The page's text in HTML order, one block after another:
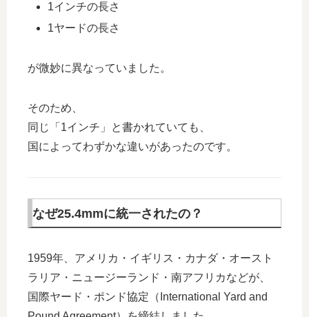
1インチの長さ
1ヤードの長さ
が微妙に異なっていました。
そのため、
同じ「1インチ」と書かれていても、
国によってわずかな違いがあったのです。
なぜ25.4mmに統一されたの？
1959年、アメリカ・イギリス・カナダ・オースト
ラリア・ニュージーランド・南アフリカなどが、
国際ヤード・ポンド協定（International Yard and